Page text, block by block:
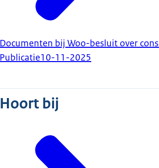
Documenten bij Woo-besluit over
Publicatie10-11-2025
Hoort bij